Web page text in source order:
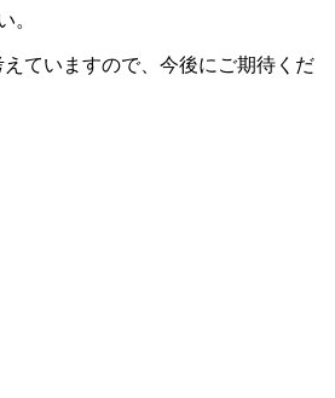
。
ていますので、今後にご期待くだ